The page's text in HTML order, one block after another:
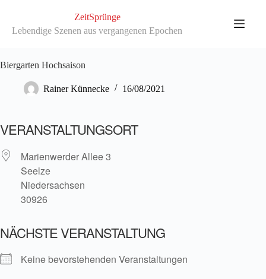
springen
ZeitSprünge
Lebendige Szenen aus vergangenen Epochen
Biergarten Hochsaison
Rainer Künnecke 16/08/2021
VERANSTALTUNGSORT
Marienwerder Allee 3
Seelze
Niedersachsen
30926
NÄCHSTE VERANSTALTUNG
Keine bevorstehenden Veranstaltungen